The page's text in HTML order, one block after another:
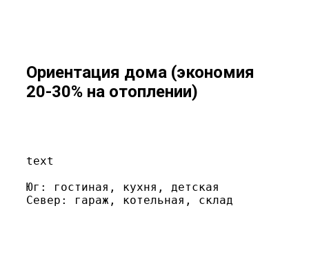
Ориентация дома (экономия
20-30% на отоплении)
text
Юг: гостиная, кухня, детская
Север: гараж, котельная, склад